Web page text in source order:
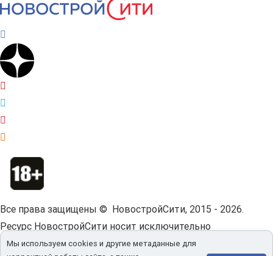
Все права защищены © НовостройСити, 2015 - 2026.
Ресурс НовостройСити носит исключительно
информационный характер и не является публичной
Мы используем cookies и другие метаданные для